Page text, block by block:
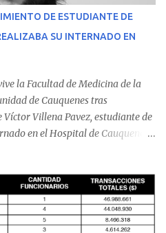
DE ESTUDIANTE DE
SU INTERNADO EN
la Facultad de Medicina de la
de Cauquenes tras
Villena Pavez, estudiante de
en el Hospital de Cauquenes.
de su estado de salud, el
de urgencia al Hospital
la ambulancia partió hacia